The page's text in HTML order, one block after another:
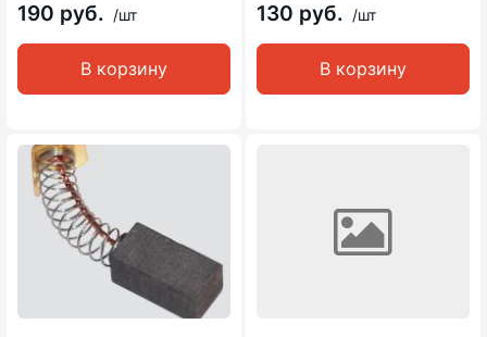
190 руб. /шт
В корзину
130 руб. /шт
В корзину